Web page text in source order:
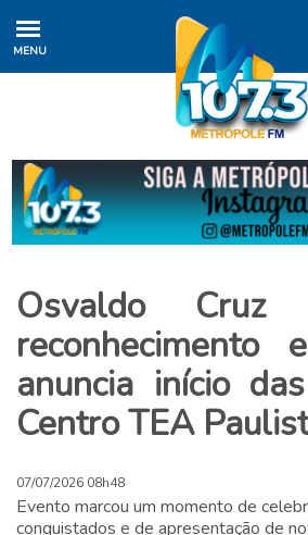
MENU
Osvaldo Cruz
reconhecimento
anuncia início
Centro TEA
07/07/2026 08h48
Evento marcou um momento de
conquistados e de apresentação de